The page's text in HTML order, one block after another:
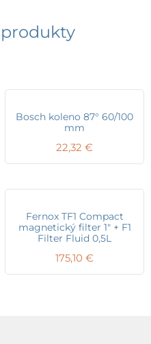
Bosch koleno 87° 60/100
mm
22,32 €
Fernox TF1 Compact
magnetický filter 1″ + F1
Filter Fluid 0,5L
175,10 €